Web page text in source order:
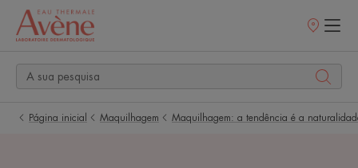
Pontos
Página inicial Maquilhagem Maquilhagem: a tendência é a